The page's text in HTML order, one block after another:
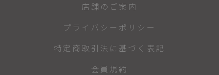
店舗のご案内
プライバシーポリシー
特定商取引法に基づく表記
会員規約